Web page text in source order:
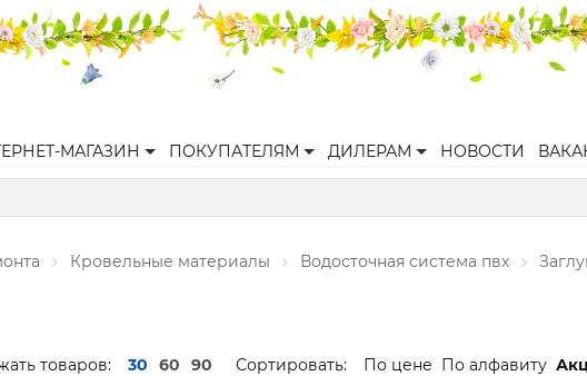
МАГАЗИН ПОКУПАТЕЛЯМ ДИЛЕРАМ НОВОСТИ
Кровельные материалы Водосточная система пвх
товаров: 30 60 90 Сортировать: По цене По алфавиту